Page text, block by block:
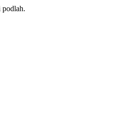
podlah.